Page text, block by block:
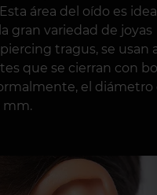
área del oído es
gran variedad de joyas
tragus, se usan
que se cierran con
el diámetro
mm.